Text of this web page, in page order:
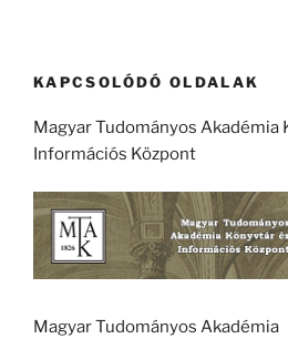
KAPCSOLÓDÓ OLDALAK
Magyar Tudományos Akadémia
Információs Központ
Magyar Tudományos Akadémia